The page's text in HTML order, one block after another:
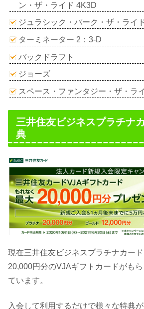
ン・ザ・ライド 4K3D
ジュラシック・パーク・ザ・ライ
ターミネーター 2：3-D
バックドラフト
ジョーズ
スペース・ファンタジー・ザ・ラ
三井住友ビジネスプラチナ
典
現在三井住友ビジネスプラチナカー
20,000円分のVJAギフトカードがも
ています。
入会して利用するだけで様々な特典